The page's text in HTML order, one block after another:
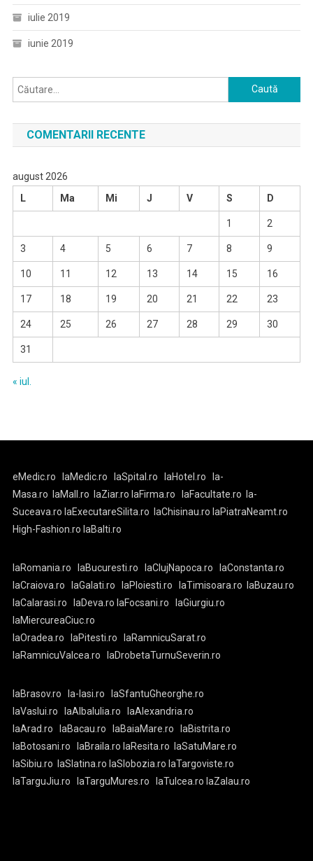
iulie 2019
iunie 2019
Caută
după:
COMENTARII RECENTE
august 2026
L
Ma Mi J V S D
1 2
3 4 5 6 7 8 9
10 11 12 13 14 15 16
17 18 19 20 21 22 23
24 25 26 27 28 29 30
31
« iul.
eMedic.ro laMedic.ro laSpital.ro laHotel.ro
la-
Masa.ro
laMall.ro laZiar.ro laFirma.ro laFacultate.ro
la-
Suceava.ro laExecutareSilita.ro laChisinau.ro laPiatraNeamt.ro
High-Fashion.ro laBalti.ro
laRomania.ro laBucuresti.ro laClujNapoca.ro
laConstanta.ro
laCraiova.ro
laGalati.ro laPloiesti.ro laTimisoara.ro
laBuzau.ro
laCalarasi.ro
laDeva.ro laFocsani.ro
laGiurgiu.ro
laMiercureaCiuc.ro
laOradea.ro
laPitesti.ro
laRamnicuSarat.ro
laRamnicuValcea.ro
laDrobetaTurnuSeverin.ro
laBrasov.ro la-Iasi.ro
laSfantuGheorghe.ro
laVaslui.ro
laAlbaIulia.ro
laAlexandria.ro
laArad.ro
laBacau.ro laBaiaMare.ro
laBistrita.ro
laBotosani.ro
laBraila.ro laResita.ro
laSatuMare.ro
laSibiu.ro
laSlatina.ro laSlobozia.ro laTargoviste.ro
laTarguJiu.ro
laTarguMures.ro laTulcea.ro laZalau.ro